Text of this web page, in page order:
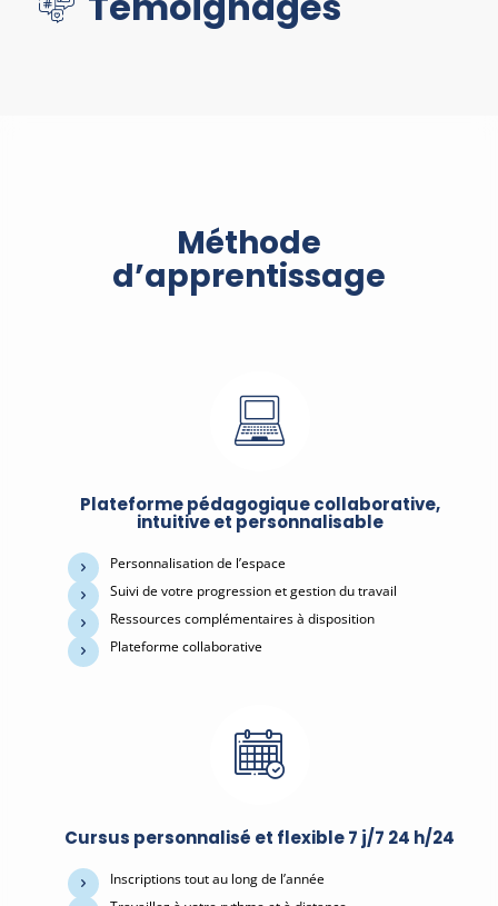
Méthode
d’apprentissage
Plateforme pédagogique collaborative,
intuitive et personnalisable
Personnalisation de l’espace
Suivi de votre progression et gestion du travail
Ressources complémentaires à disposition
Plateforme collaborative
Cursus personnalisé et flexible 7 j/7 24 h/24
Inscriptions tout au long de l’année